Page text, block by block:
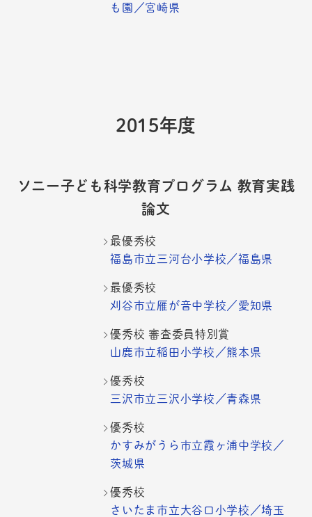
も園／宮崎県
2015年度
ソニー子ども科学教育プログラム 教育実践
論文
最優秀校
福島市立三河台小学校／福島県
最優秀校
刈谷市立雁が音中学校／愛知県
優秀校 審査委員特別賞
山鹿市立稲田小学校／熊本県
優秀校
三沢市立三沢小学校／青森県
優秀校
かすみがうら市立霞ヶ浦中学校／
茨城県
優秀校
さいたま市立大谷口小学校／埼玉